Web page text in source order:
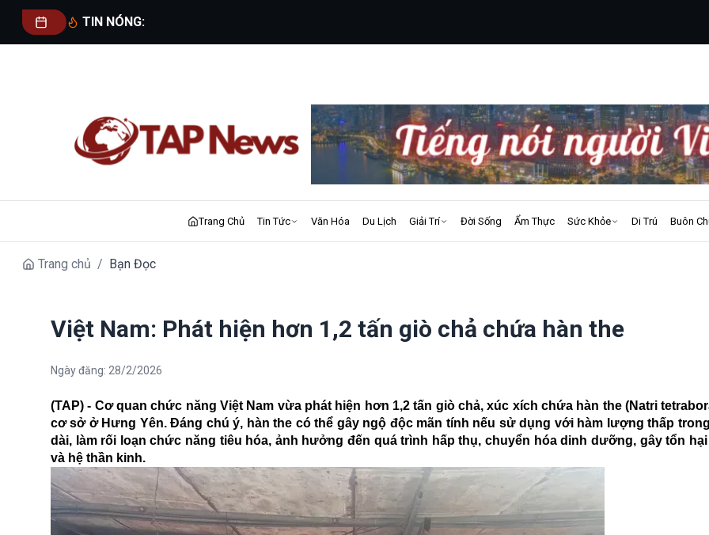
TIN NÓNG:
Trang Chủ Tin Tức Văn Hóa Du Lịch Giải Trí Đời Sống Ẩm Thực Sức Khỏe Di Trú Buôn
Trang chủ / Bạn Đọc
Việt Nam: Phát hiện hơn 1,2 tấn giò chả chứa hàn the
Ngày đăng: 28/2/2026
(TAP) - Cơ quan chức năng Việt Nam vừa phát hiện hơn 1,2 tấn giò chả, xúc xích chứa hàn the (Natri
cơ sở ở Hưng Yên. Đáng chú ý, hàn the có thể gây ngộ độc mãn tính nếu sử dụng với hàm lượng thấp
dài, làm rối loạn chức năng tiêu hóa, ảnh hưởng đến quá trình hấp thụ, chuyển hóa dinh dưỡng, gây tổn hại
và hệ thần kinh.